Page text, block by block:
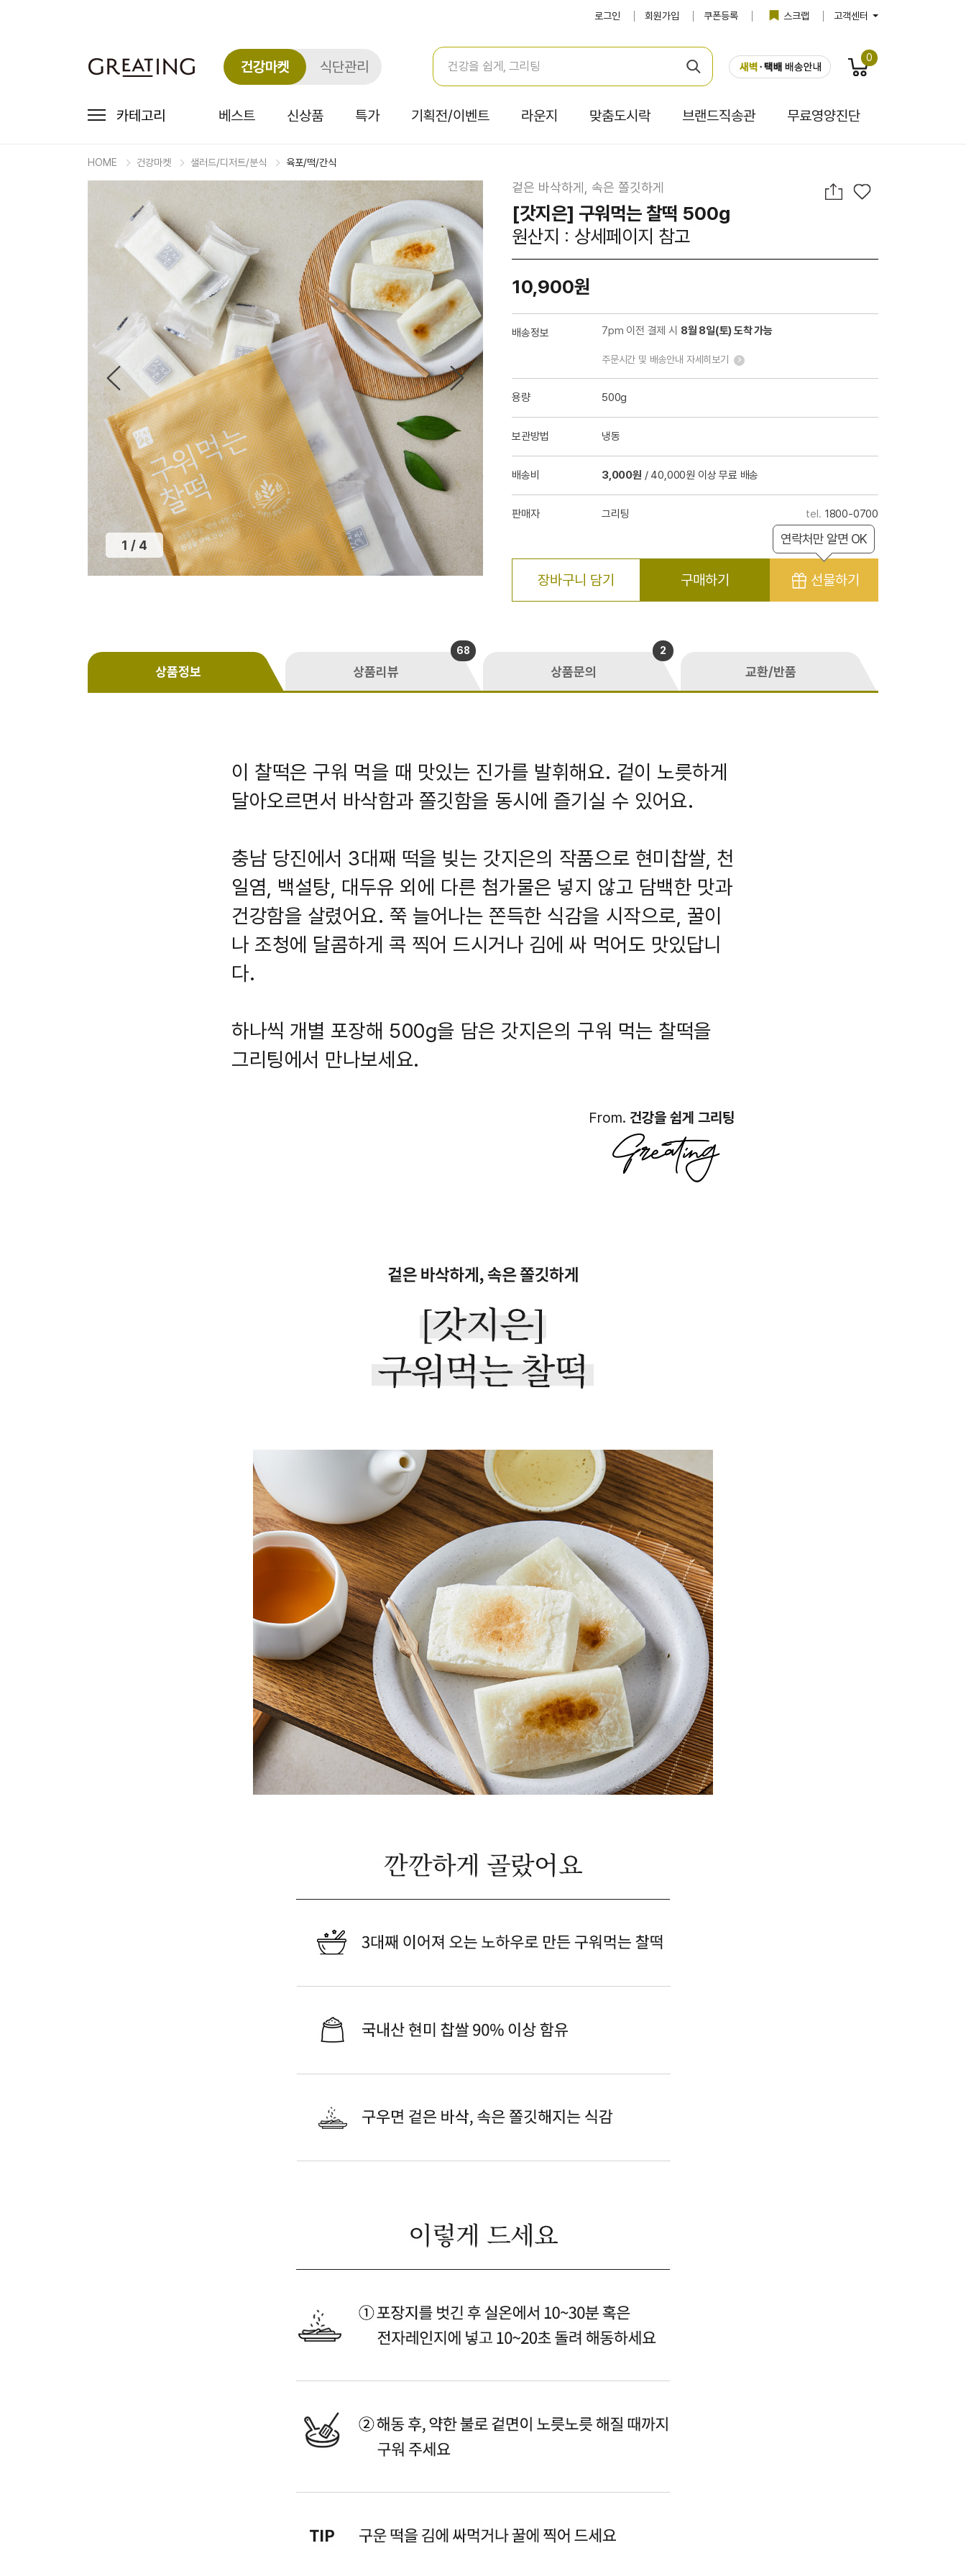
로그인 회원가입 쿠폰등록 스크랩 고객센터
건강마켓 식단관리
0
카테고리 베스트 신상품 특가 기획전/이벤트 라운지 맞춤도시락 브랜드직송관 무료영양진단
HOME 건강마켓 샐러드/디저트/분식 육포/떡/간식
1 / 4
겉은 바삭하게, 속은 쫄깃하게
[갓지은] 구워먹는 찰떡 500g
원산지 : 상세페이지 참고
10,900원
배송정보 7pm 이전 결제 시 8월 8일(토) 도착 가능
주문시간 및 배송안내 자세히보기
용량 500g
보관방법 냉동
배송비 3,000원 / 40,000원 이상 무료 배송
판매자 그리팅 1800-0700
장바구니 담기 구매하기 선물하기
연락처만 알면 OK
상품정보 상품리뷰
68
상품문의
2
교환/반품
이 찰떡은 구워 먹을 때 맛있는 진가를 발휘해요. 겉이 노릇하게
달아오르면서 바삭함과 쫄깃함을 동시에 즐기실 수 있어요.
충남 당진에서 3대째 떡을 빚는 갓지은의 작품으로 현미찹쌀, 천
일염, 백설탕, 대두유 외에 다른 첨가물은 넣지 않고 담백한 맛과
건강함을 살렸어요. 쭉 늘어나는 쫀득한 식감을 시작으로, 꿀이
나 조청에 달콤하게 콕 찍어 드시거나 김에 싸 먹어도 맛있답니
다.
하나씩 개별 포장해 500g을 담은 갓지은의 구워 먹는 찰떡을
그리팅에서 만나보세요.
From. 건강을 쉽게 그리팅